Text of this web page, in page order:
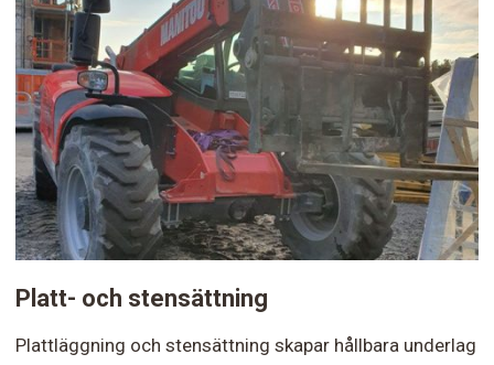
Platt- och stensättning
Plattläggning och stensättning skapar hållbara underlag